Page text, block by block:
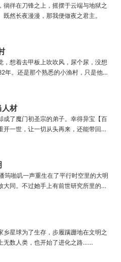
徜徉在刀锋之上，摇摆于云端与地狱之
既然长夜漫漫，那我便做夜之君主。
，想着去甲板上吹吹风，尿个尿，没想
年。还是那个熟悉的小渔村，只是他已
。混账了半辈子，这回他想好好来过
向，只想挽回遗憾，跟老婆好好过日
好。
人材
成了魔门初圣宗的弟子。幸得异宝【百
开一世，让一切从头再来，还能带回前
，甚至觉醒特殊的天赋。奈何次数有
世世苦修，不成仙不出山，奈何魔门凶
材。第一世，吕阳惨遭师姐暗算。第二
姐，又遭师兄毒手。第三世，第四
再回首，吕阳才发现自己已经成为了
宗里最畜生的那一个。“魔门个个都是人
筠啪叽一声重生在了平行时空里的大明
大同。不过她手上有前世研究所里的镇
家人，潘筠化身道观小道士，仗剑提
：闭嘴，信不信扣你鱼仔。
乡星球为了生存，步履蹒跚地在文明之
无数人类，也开始了进化之路……